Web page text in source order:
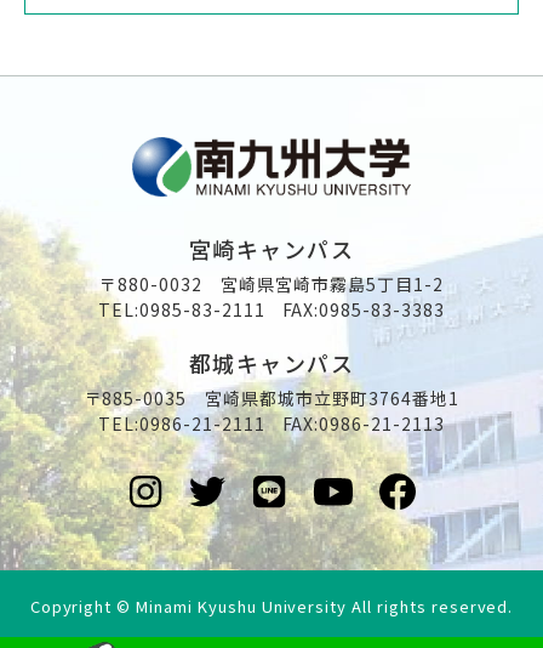
宮崎キャンパス
〒880-0032 宮崎県宮崎市霧島5丁目1-2
TEL:0985-83-2111 FAX:0985-83-3383
都城キャンパス
〒885-0035 宮崎県都城市立野町3764番地1
TEL:0986-21-2111 FAX:0986-21-2113
Copyright © Minami Kyushu University All rights reserved.